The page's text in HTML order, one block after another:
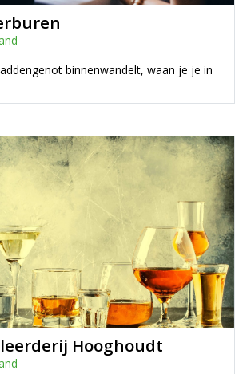
binnenwandelt, waan je je in
Hooghoudt